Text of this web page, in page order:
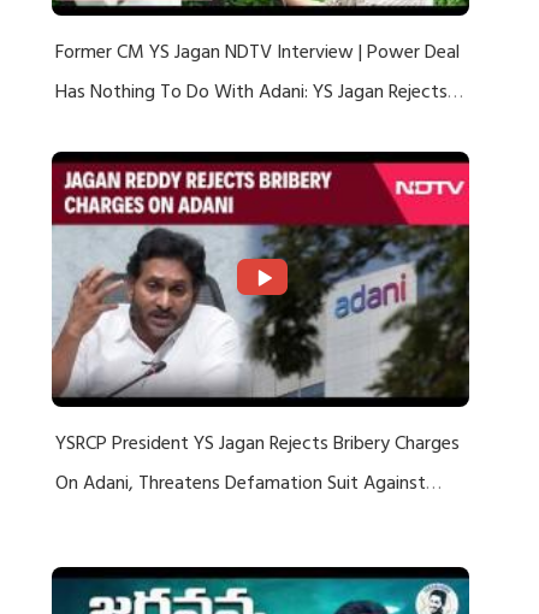
Former CM YS Jagan NDTV Interview | Power Deal
Has Nothing To Do With Adani: YS Jagan Rejects
YSRCP President YS Jagan Rejects Bribery Charges
On Adani, Threatens Defamation Suit Against